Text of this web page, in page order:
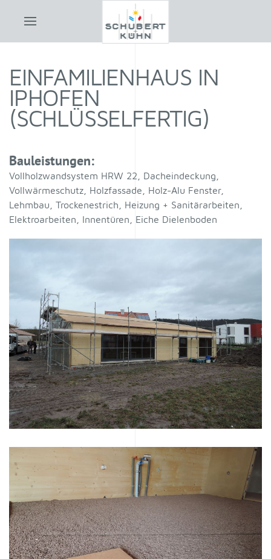
EINFAMILIENHAUS IN
IPHOFEN
(SCHLÜSSELFERTIG)
Bauleistungen:
Vollholzwandsystem HRW 22, Dacheindeckung,
Vollwärmeschutz, Holzfassade, Holz-Alu Fenster,
Lehmbau, Trockenestrich, Heizung + Sanitärarbeiten,
Elektroarbeiten, Innentüren, Eiche Dielenboden